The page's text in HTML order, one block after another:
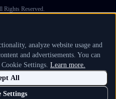
Reserved.
analyze website usage and
and advertisements. You can
Settings. Learn more.
Settings
All